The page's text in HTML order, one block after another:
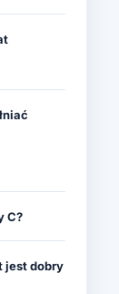
C?
jest dobry